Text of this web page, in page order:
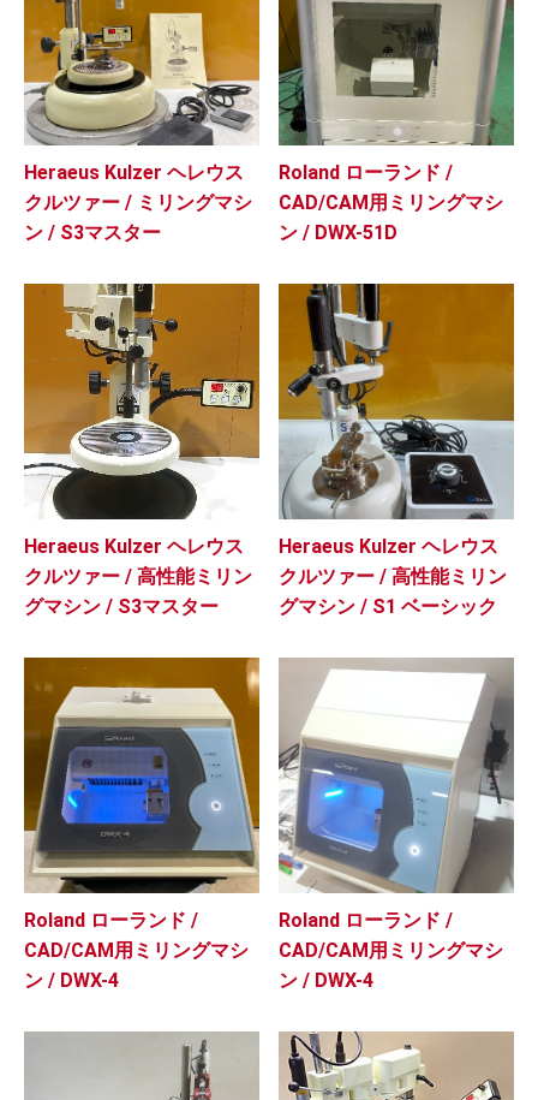
Heraeus Kulzer ヘレウス
クルツァー / ミリングマシ
ン / S3マスター
Roland ローランド /
CAD/CAM用ミリングマシ
ン / DWX-51D
Heraeus Kulzer ヘレウス
クルツァー / 高性能ミリン
グマシン / S3マスター
Heraeus Kulzer ヘレウス
クルツァー / 高性能ミリン
グマシン / S1 ベーシック
Roland ローランド /
CAD/CAM用ミリングマシ
ン / DWX-4
Roland ローランド /
CAD/CAM用ミリングマシ
ン / DWX-4